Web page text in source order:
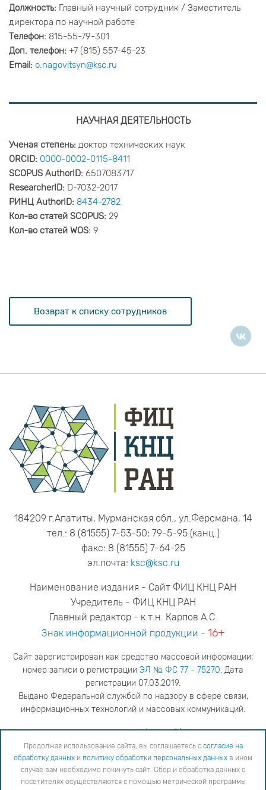
Должность: Главный научный сотрудник / Заместитель
директора по научной работе
Телефон: 815-55-79-301
Доп. телефон: +7 (815) 557-45-23
Email: o.nagovitsyn@ksc.ru
НАУЧНАЯ ДЕЯТЕЛЬНОСТЬ
Ученая степень: доктор технических наук
ORCID: 0000-0002-0115-8411
SCOPUS AuthorID: 6507083717
ResearcherID: D-7032-2017
РИНЦ AuthorID: 8434-2782
Кол-во статей SCOPUS: 29
Кол-во статей WOS: 9
Возврат к списку сотрудников
184209 г.Апатиты, Мурманская обл., ул.Ферсмана, 14
тел.: 8 (81555) 7-53-50; 79-5-95 (канц.)
факс: 8 (81555) 7-64-25
эл.почта: ksc@ksc.ru
Наименование издания - Сайт ФИЦ КНЦ РАН
Учредитель - ФИЦ КНЦ РАН
Главный редактор - к.т.н. Карпов А.С.
Знак информационной продукции - 16+
Сайт зарегистрирован как средство массовой информации;
номер записи о регистрации ЭЛ № ФС 77 - 75270. Дата
регистрации 07.03.2019.
Выдано Федеральной службой по надзору в сфере связи,
информационных технологий и массовых коммуникаций.
адрес редакцииya.stogova@ksc.ru
телефон редакции81555-79-516
Продолжая использование сайта, вы соглашаетесь с согласие на обработку данных
обработки персональных данных
в ином случае вам необходимо покинуть сайт. Сбор и обработка
данных о посетителях осуществляются с помощью метрической программы "Яндекс Метрика".
Продолжая использование сайта, вы соглашаетесь с согласие на
обработку данных и политику обработки персональных данных в ином
случае вам необходимо покинуть сайт. Сбор и обработка данных о
посетителях осуществляются с помощью метрической программы